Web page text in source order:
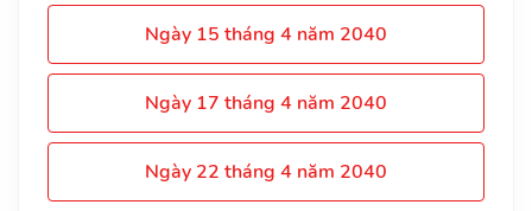
Ngày 15 tháng 4 năm 2040
Ngày 17 tháng 4 năm 2040
Ngày 22 tháng 4 năm 2040